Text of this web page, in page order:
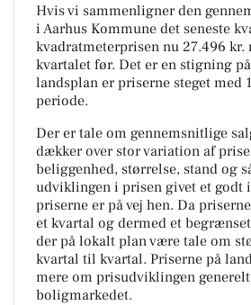
Hvis vi sammenligner den
i Aarhus Kommune det seneste
kvadratmeterprisen nu 27.496 kr.
kvartalet før. Det er en stigning
landsplan er priserne steget med
periode.
Der er tale om gennemsnitlige
dækker over stor variation af
beliggenhed, størrelse, stand og
udviklingen i prisen givet et godt
priserne er på vej hen. Da
et kvartal og dermed et
der på lokalt plan være tale om
kvartal til kvartal. Priserne på
mere om prisudviklingen
boligmarkedet.